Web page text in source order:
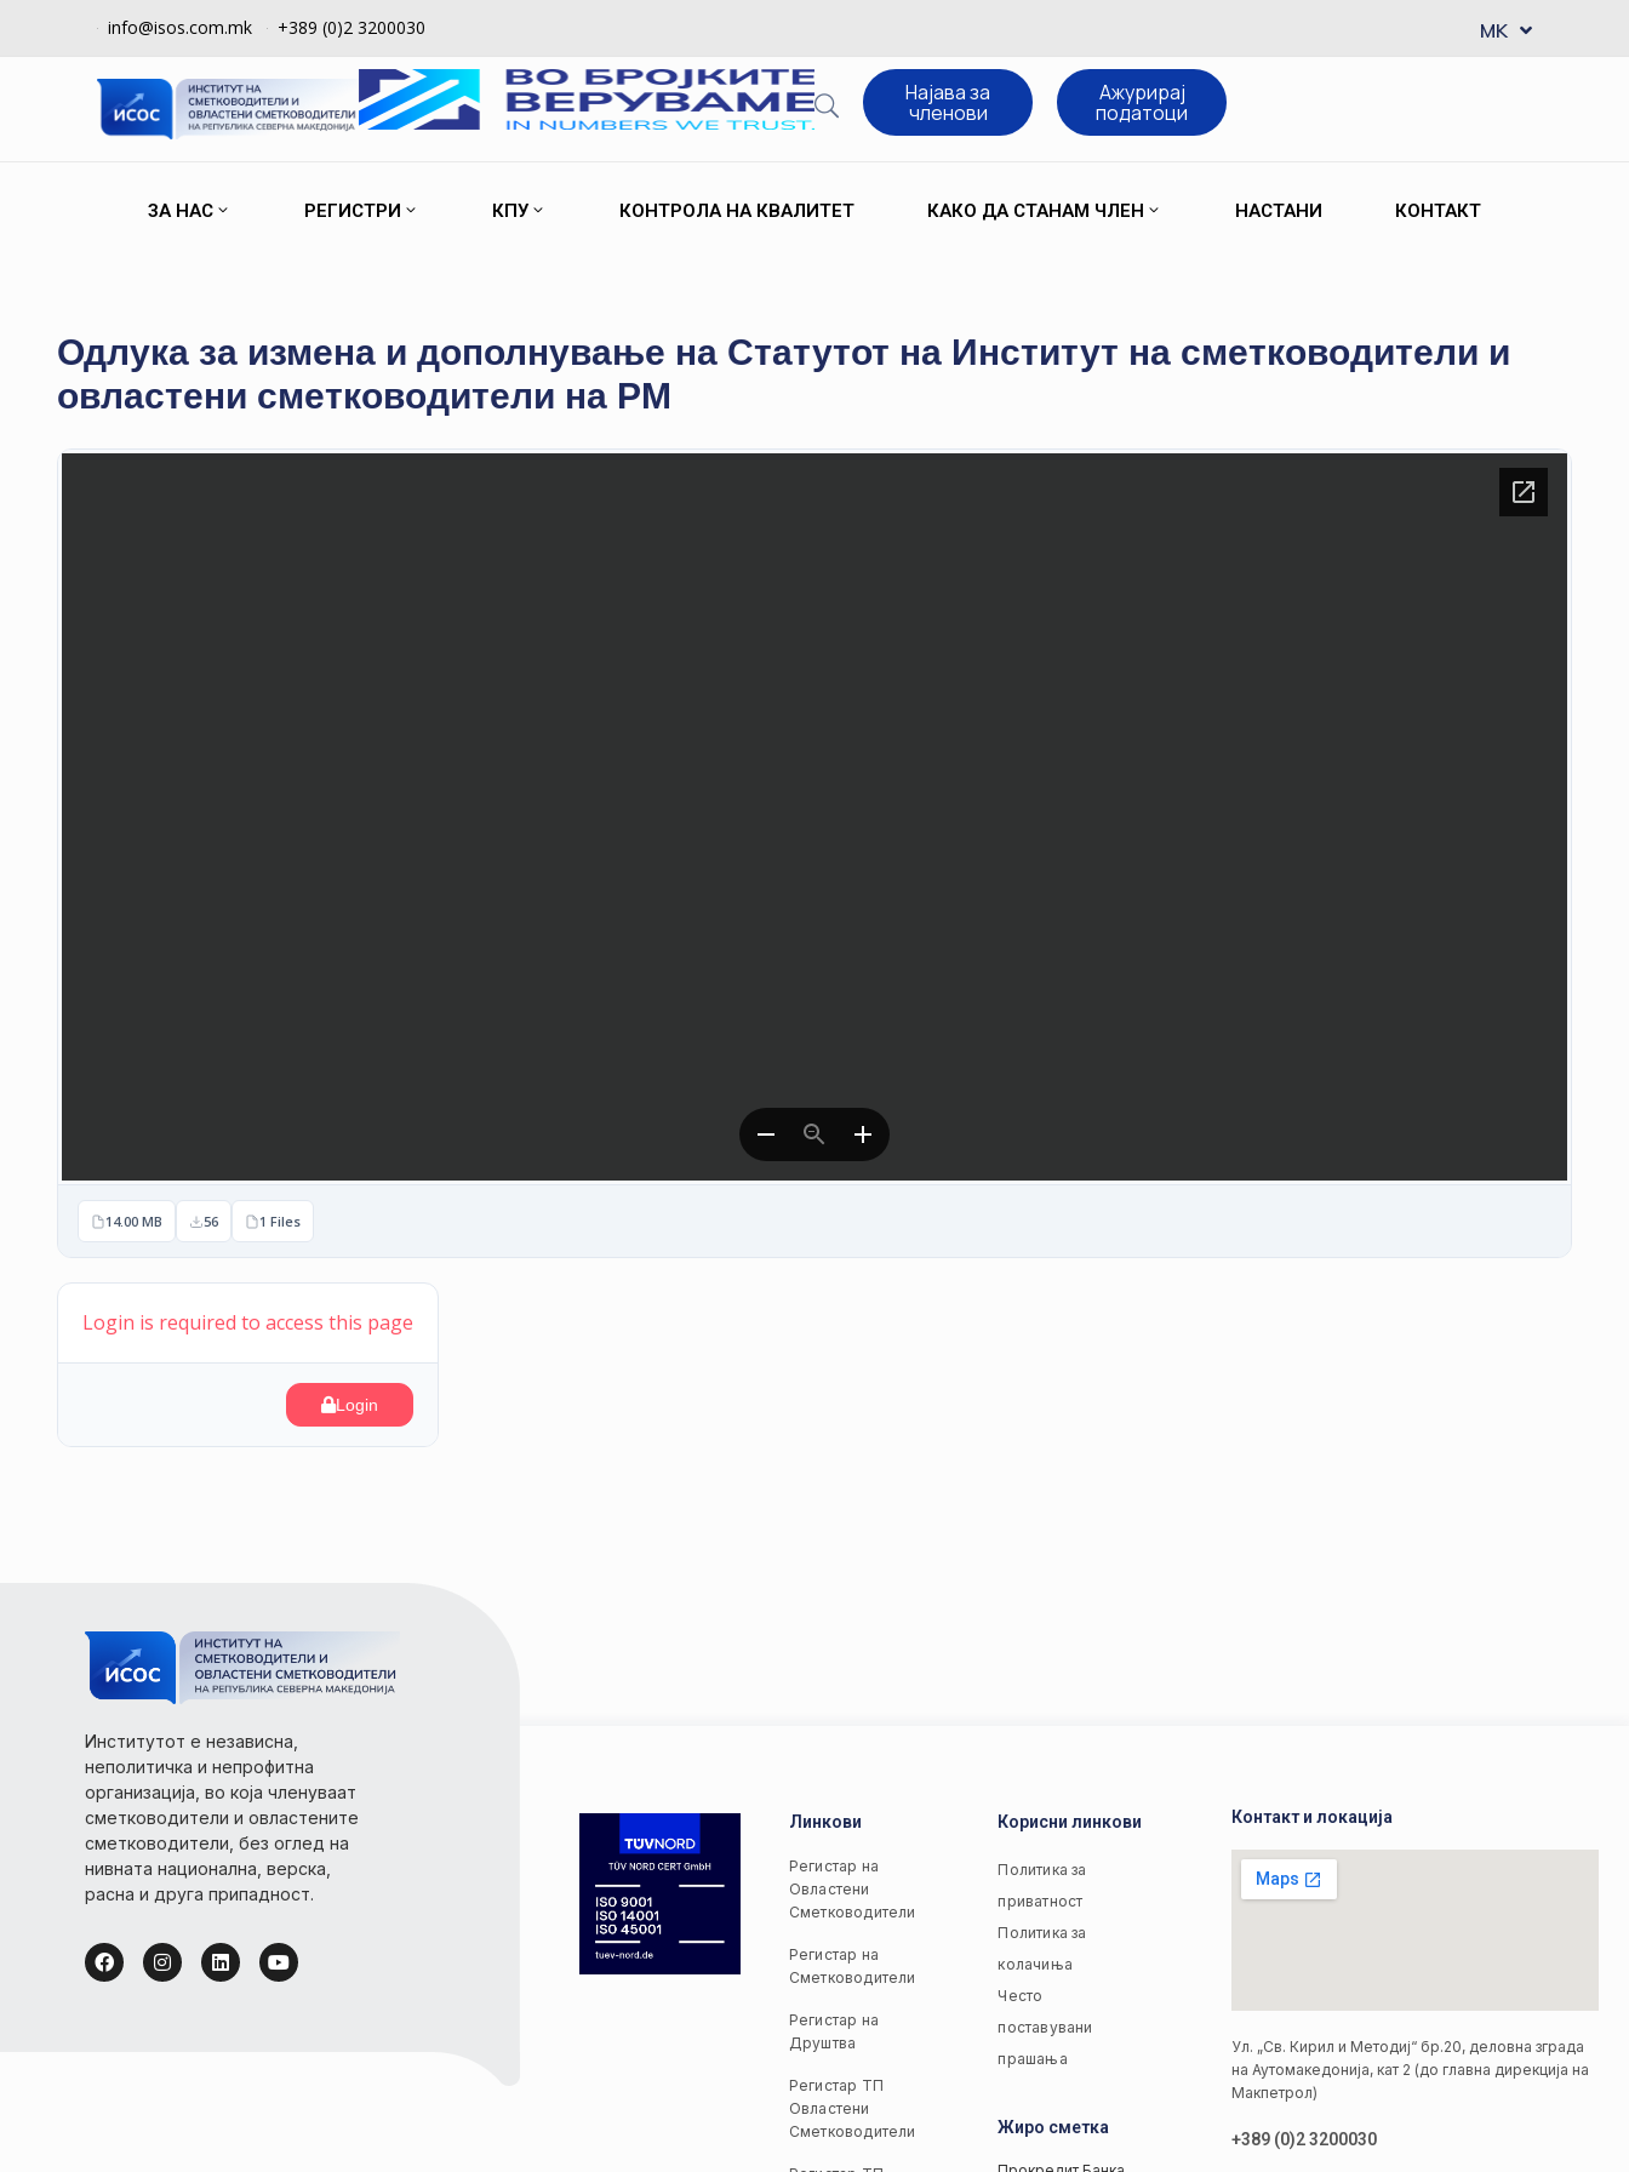
info@isos.com.mk +389 (0)2 3200030 MK
SQ
Најава за
членови
Ажурирај
податоци
ЗА НАС РЕГИСТРИ КПУ КОНТРОЛА НА КВАЛИТЕТ КАКО ДА СТАНАМ ЧЛЕН НАСТАНИ КОНТАКТ
Одлука за измена и дополнување на Статутот на Институт на сметководители и
овластени сметководители на РМ
14.00 MB 56 1 Files
Login is required to access this page
Login
Институтот е независна,
неполитичка и непрофитна
организација, во која членуваат
сметководители и овластените
сметководители, без оглед на
нивната национална, верска,
расна и друга припадност.
Линкови
Регистар на
Овластени
Сметководители
Регистар на
Сметководители
Регистар на
Друштва
Регистар ТП
Овластени
Сметководители
Корисни линкови
Политика за
приватност
Политика за
колачиња
Често
поставувани
прашања
Жиро сметка
Контакт и локација
Ул. „Св. Кирил и Методиј“ бр.20, деловна зграда
на Аутомакедонија, кат 2 (до главна дирекција на
Макпетрол)
+389 (0)2 3200030